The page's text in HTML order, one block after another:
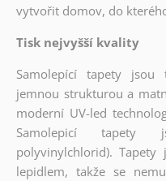
vytvořit domov, do
Tisk nejvyšší kvality
Samolepící tapety
jemnou strukturou a
moderní UV-led
Samolepicí tapety
polyvinylchlorid).
lepidlem, takže se